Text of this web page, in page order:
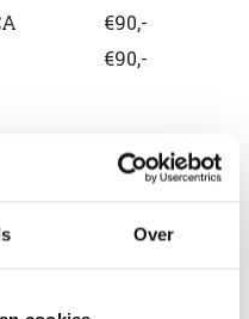
Over
€90,-
€90,-
v.a. €245,-